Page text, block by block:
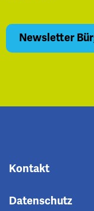
Kontakt
Datenschutz